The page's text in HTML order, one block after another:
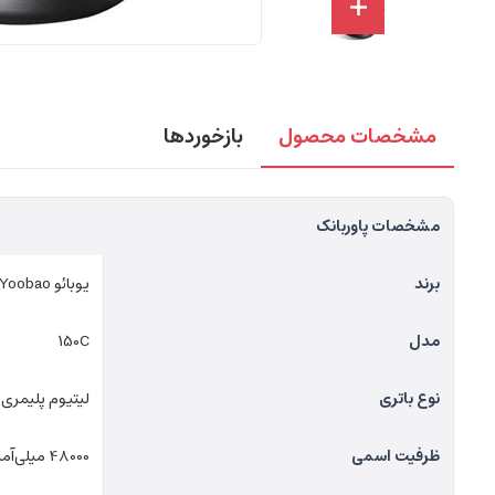
مشخصات محصول بازخوردها
مشخصات پاوربانک
برند یوبائو Yoobao
مدل 150C
نوع باتری لیتیوم پلیمری
ظرفیت اسمی 48000 میلی‌آمپرساعت